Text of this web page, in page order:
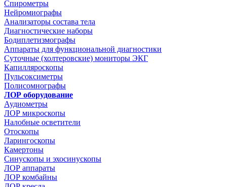
Спирометры
Нейромиографы
Анализаторы состава тела
Диагностические наборы
Бодиплетизмографы
Аппараты для функциональной диагностики
Суточные (холтеровские) мониторы ЭКГ
Капилляроскопы
Пульсоксиметры
Полисомнографы
ЛОР оборудование
Аудиометры
ЛОР микроскопы
Налобные осветители
Отоскопы
Ларингоскопы
Камертоны
Синускопы и эхосинускопы
ЛОР аппараты
ЛОР комбайны